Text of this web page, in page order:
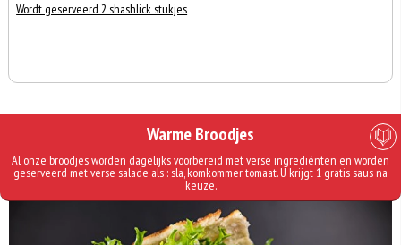
Wordt geserveerd 2 shashlick stukjes
Warme Broodjes
Al onze broodjes worden dagelijks voorbereid met verse ingrediénten en worden
geserveerd met verse salade als : sla, komkommer, tomaat. U krijgt 1 gratis saus na
keuze.